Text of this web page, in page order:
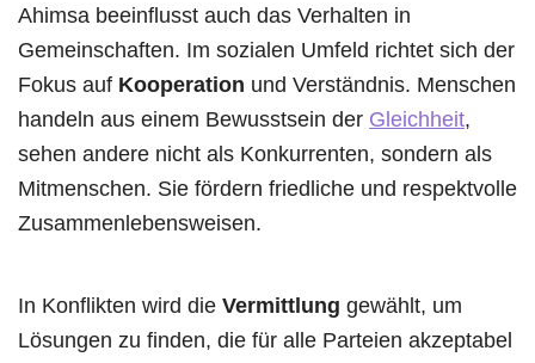
Ahimsa beeinflusst auch das Verhalten in
Gemeinschaften. Im sozialen Umfeld richtet sich der
Fokus auf Kooperation und Verständnis. Menschen
handeln aus einem Bewusstsein der Gleichheit,
sehen andere nicht als Konkurrenten, sondern als
Mitmenschen. Sie fördern friedliche und respektvolle
Zusammenlebensweisen.
In Konflikten wird die Vermittlung gewählt, um
Lösungen zu finden, die für alle Parteien akzeptabel